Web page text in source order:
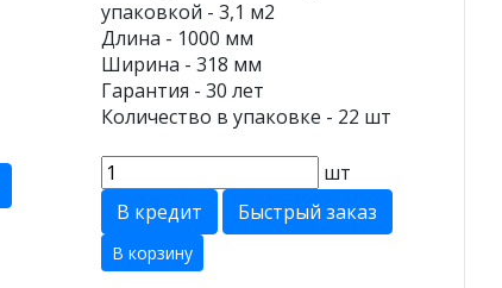
упаковкой - 3,1 м2
Длина - 1000 мм
Ширина - 318 мм
Гарантия - 30 лет
Количество в упаковке - 22 шт
шт
В кредит
Быстрый заказ
В корзину